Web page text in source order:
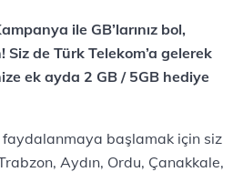
ile GB’larınız bol,
de Türk Telekom’a gelerek
ek ayda 2 GB / 5GB hediye
başlamak için siz
Aydın, Ordu, Çanakkale,